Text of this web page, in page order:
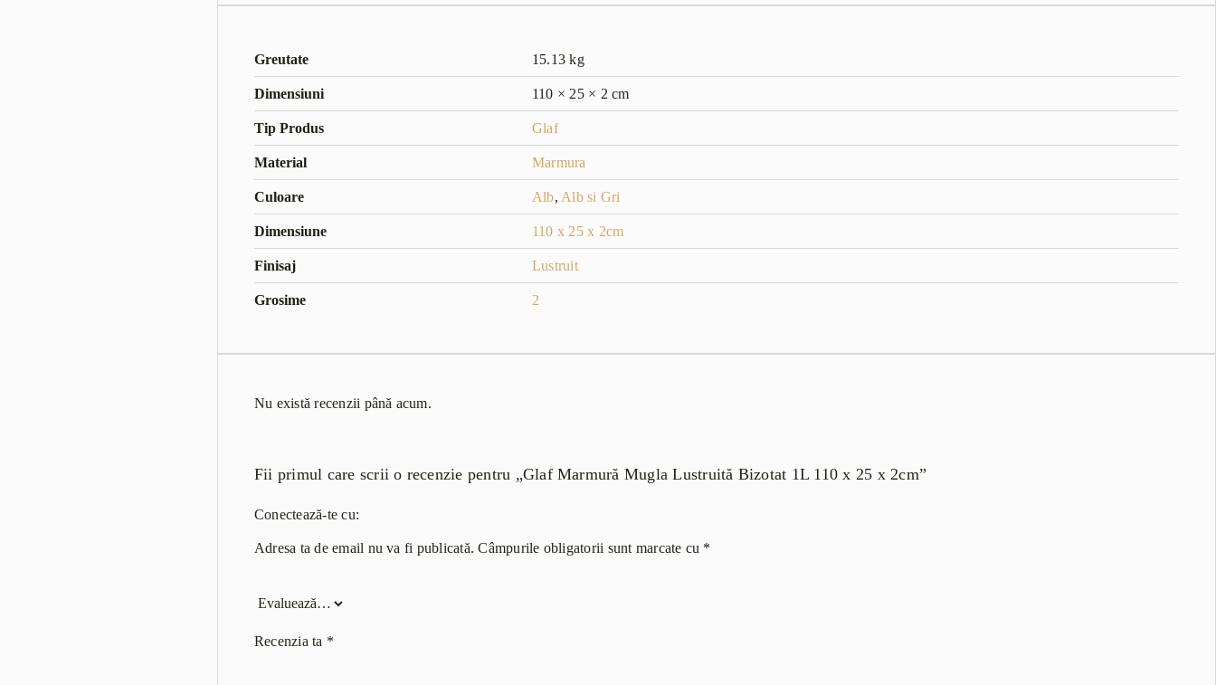
Greutate 15.13 kg
Dimensiuni 110 × 25 × 2 cm
Tip Produs Glaf
Material Marmura
Culoare Alb, Alb si Gri
Dimensiune 110 x 25 x 2cm
Finisaj Lustruit
Grosime 2
Nu există recenzii până acum.
Fii primul care scrii o recenzie pentru „Glaf Marmură Mugla Lustruită Bizotat 1L 110 x 25 x 2cm”
Conectează-te cu:
Adresa ta de email nu va fi publicată. Câmpurile obligatorii sunt marcate cu *
Recenzia ta *